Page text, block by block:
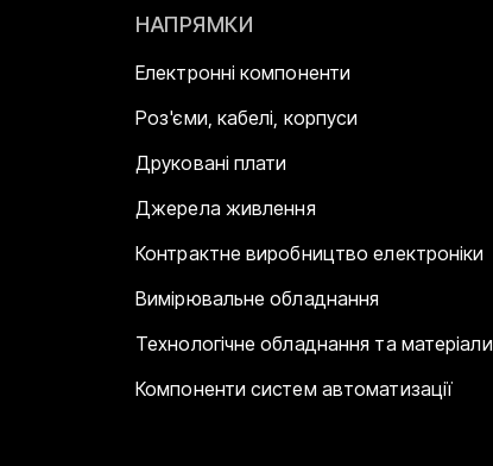
НАПРЯМКИ
Електронні компоненти
Роз'єми, кабелі, корпуси
Друковані плати
Джерела живлення
Контрактне виробництво електроніки
Вимірювальне обладнання
Технологічне обладнання та матеріали
Компоненти систем автоматизації